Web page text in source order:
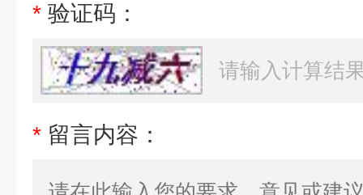
* 验证码：
* 留言内容：